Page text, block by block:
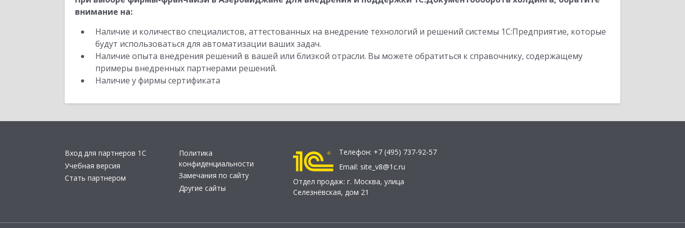
внимание на:
Наличие и количество специалистов, аттестованных на внедрение технологий и решений системы 1С:Предприятие, которые
будут использоваться для автоматизации ваших задач.
Наличие опыта внедрения решений в вашей или близкой отрасли. Вы можете обратиться к справочнику, содержащему
примеры внедренных партнерами решений.
Наличие у фирмы сертификата
Вход для партнеров 1С
Учебная версия
Стать партнером
Политика
конфиденциальности
Замечания по сайту
Другие сайты
Телефон: +7 (495) 737-92-57
Email: site_v8@1c.ru
Отдел продаж: г. Москва, улица
Селезнёвская, дом 21